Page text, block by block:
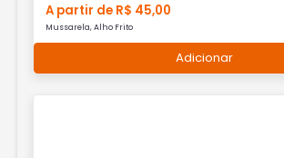
A partir de R$ 45,00
Mussarela, Alho Frito
Adicionar